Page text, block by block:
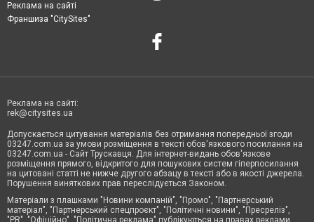
Реклама на сайті
Франшиза "CitySites"
Реклама на сайті:
rek@citysites.ua
Допускається цитування матеріалів без отримання попередньої згоди
03247.com.ua за умови розміщення в тексті обов'язкового посилання на
03247.com.ua - Сайт Трускавця. Для інтернет-видань обов'язкове
розміщення прямого, відкритого для пошукових систем гіперпосилання
на цитовані статті не нижче другого абзацу в тексті або в якості джерела.
Порушення виняткових прав переслідується Законом.
Матеріали з плашками "Новини компаній", "Промо", "Партнерський
матеріал", "Партнерський спецпроєкт", "Політичні новини", "Пресреліз",